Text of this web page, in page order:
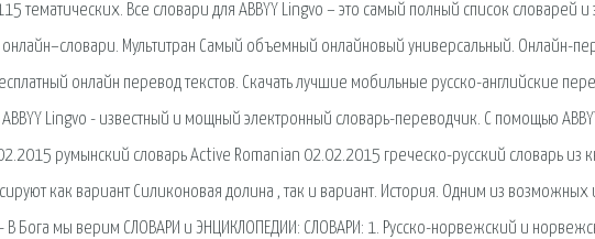
тематических. Все словари для ABBYY Lingvo – это самый полный список словарей
Мультитран Самый объемный онлайновый универсальный. Онлайн-
онлайн перевод текстов. Скачать лучшие мобильные русско-английские
Lingvo - известный и мощный электронный словарь-переводчик. С помощью
румынский словарь Active Romanian 02.02.2015 греческо-русский словарь из
как вариант Силиконовая долина , так и вариант. История. Одним из возможных
Бога мы верим СЛОВАРИ и ЭНЦИКЛОПЕДИИ: СЛОВАРИ: 1. Русско-норвежский и